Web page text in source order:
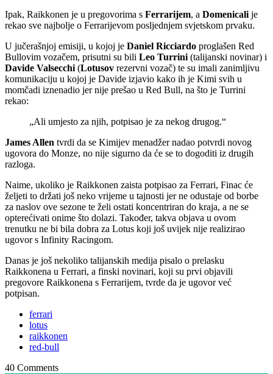
Ipak, Raikkonen je u pregovorima s Ferrarijem, a Domenicali je
rekao sve najbolje o Ferrarijevom posljednjem svjetskom prvaku.
U jučerašnjoj emisiji, u kojoj je Daniel Ricciardo proglašen Red
Bullovim vozačem, prisutni su bili Leo Turrini (talijanski novinar) i
Davide Valsecchi (Lotusov rezervni vozač) te su imali zanimljivu
komunikaciju u kojoj je Davide izjavio kako ih je Kimi svih u
momčadi iznenadio jer nije prešao u Red Bull, na što je Turrini
rekao:
„Ali umjesto za njih, potpisao je za nekog drugog.“
James Allen tvrdi da se Kimijev menadžer nadao potvrdi novog
ugovora do Monze, no nije sigurno da će se to dogoditi iz drugih
razloga.
Naime, ukoliko je Raikkonen zaista potpisao za Ferrari, Finac će
željeti to držati još neko vrijeme u tajnosti jer ne odustaje od borbe
za naslov ove sezone te želi ostati koncentriran do kraja, a ne se
opterećivati onime što dolazi. Također, takva objava u ovom
trenutku ne bi bila dobra za Lotus koji još uvijek nije realizirao
ugovor s Infinity Racingom.
Danas je još nekoliko talijanskih medija pisalo o prelasku
Raikkonena u Ferrari, a finski novinari, koji su prvi objavili
pregovore Raikkonena s Ferrarijem, tvrde da je ugovor već
potpisan.
ferrari
lotus
raikkonen
red-bull
40 Comments